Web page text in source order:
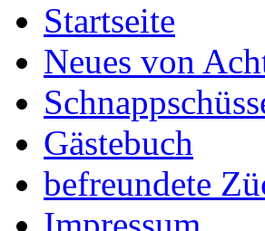
Startseite
Neues von
Gästebuch
befreundete